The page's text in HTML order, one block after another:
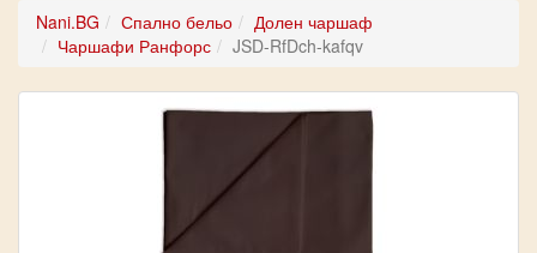
Nani.BG Спално бельо
Долен чаршаф
Чаршафи Ранфорс
JSD-RfDch-kafqv